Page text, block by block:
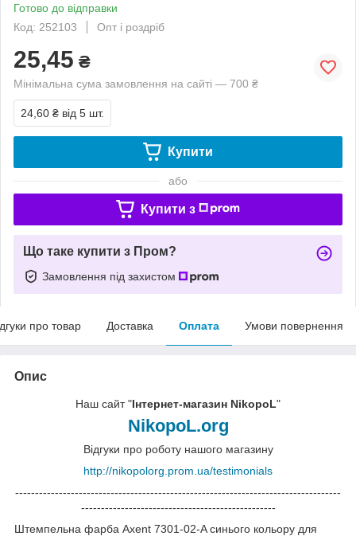
Готово до відправки
Код: 252103
Опт і роздріб
25,45 ₴
Мінімальна сума замовлення на сайті — 700 ₴
24,60 ₴ від 5 шт.
Купити
або
Купити з
Що таке купити з Пром?
Замовлення під захистом
про товар Доставка Оплата Умови повернення
Опис
Наш сайт "Інтернет-магазин NikopoL"
NikopoL.org
Відгуки про роботу нашого магазину
http://nikopolorg.prom.ua/testimonials
----------------------------------------------------------------------------------
-------------------------------------------------
Штемпельна фарба Axent 7301-02-A синього кольору для